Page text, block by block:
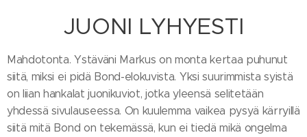
JUONI LYHYESTI
Mahdotonta. Ystäväni Markus on monta kertaa puhunut
siitä, miksi ei pidä Bond-elokuvista. Yksi suurimmista syistä
on liian hankalat juonikuviot, jotka yleensä selitetään
yhdessä sivulauseessa. On kuulemma vaikea pysyä kärryillä
siitä mitä Bond on tekemässä, kun ei tiedä mikä ongelma